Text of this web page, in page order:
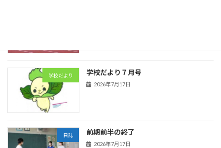
学校だより 学校だより７月号
2026年7月17日
日誌 前期前半の終了
2026年7月17日